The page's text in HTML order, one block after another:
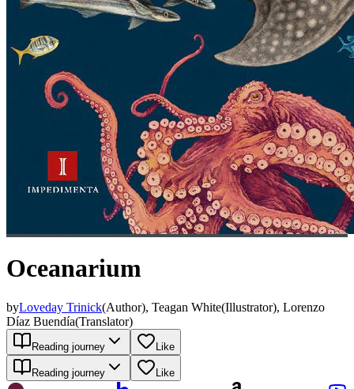
Oceanarium
byLoveday Trinick(Author), Teagan White(Illustrator), Lorenzo
Díaz Buendía(Translator)
Reading journey Like
Reading journey Like